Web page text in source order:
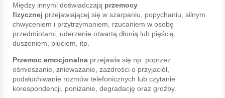
Między innymi doświadczają przemocy
fizycznej przejawiającej się w szarpaniu, popychaniu, silnym
chwyceniem i przytrzymaniem, rzucaniem w osobę
przedmiotami, uderzenie otwartą dłonią lub pięścią,
duszeniem, pluciem, itp.
Przemoc emocjonalna przejawia się np. poprzez
ośmieszanie, znieważanie, zazdrości o przyjaciół,
podsłuchiwanie rozmów telefonicznych lub czytanie
korespondencji, poniżanie, degradację oraz groźby.